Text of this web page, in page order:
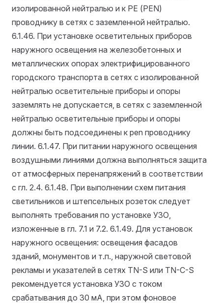
изолированной нейтралью и к РЕ (PEN)
проводнику в сетях с заземленной нейтралью.
6.1.46. При установке осветительных приборов
наружного освещения на железобетонных и
металлических опорах электрифицированного
городского транспорта в сетях с изолированной
нейтралью осветительные приборы и опоры
заземлять не допускается, в сетях с заземленной
нейтралью осветительные приборы и опоры
должны быть подсоединены к pen проводнику
линии. 6.1.47. При питании наружного освещения
воздушными линиями должна выполняться защита
от атмосферных перенапряжений в соответствии
с гл. 2.4. 6.1.48. При выполнении схем питания
светильников и штепсельных розеток следует
выполнять требования по установке УЗО,
изложенные в гл. 7.1 и 7.2. 6.1.49. Для установок
наружного освещения: освещения фасадов
зданий, монументов и т.п., наружной световой
рекламы и указателей в сетях TN-S или TN-C-S
рекомендуется установка УЗО с током
срабатывания до 30 мА, при этом фоновое